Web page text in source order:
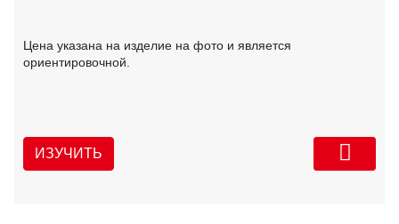
Цена указана на изделие на фото и является
ориентировочной.
ИЗУЧИТЬ